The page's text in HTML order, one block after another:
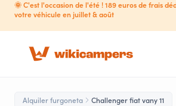
🌞 C'est l'occasion de l'été ! 189 euros de frais
votre véhicule en juillet & août
Alquiler furgoneta Challenger fiat vany 11